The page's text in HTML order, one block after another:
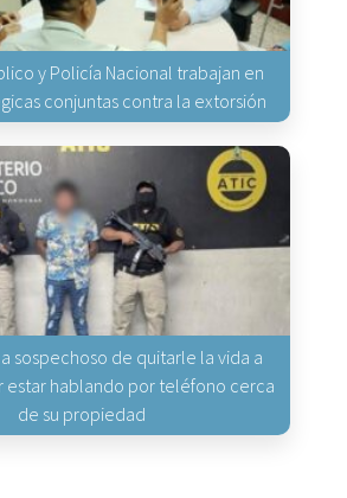
y Policía Nacional trabajan en
conjuntas contra la extorsión
sospechoso de quitarle la vida a
estar hablando por teléfono cerca
de su propiedad